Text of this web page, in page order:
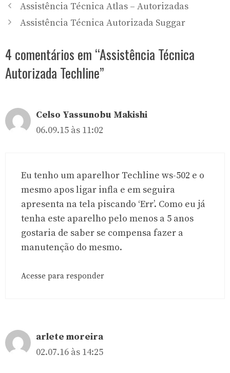
Assistência Técnica Atlas – Autorizadas
Assistência Técnica Autorizada Suggar
4 comentários em “Assistência Técnica
Autorizada Techline”
Celso Yassunobu Makishi
06.09.15 às 11:02
Eu tenho um aparelhor Techline ws-502 e o
mesmo apos ligar infla e em seguira
apresenta na tela piscando ‘Err’. Como eu já
tenha este aparelho pelo menos a 5 anos
gostaria de saber se compensa fazer a
manutenção do mesmo.
Acesse para responder
arlete moreira
02.07.16 às 14:25